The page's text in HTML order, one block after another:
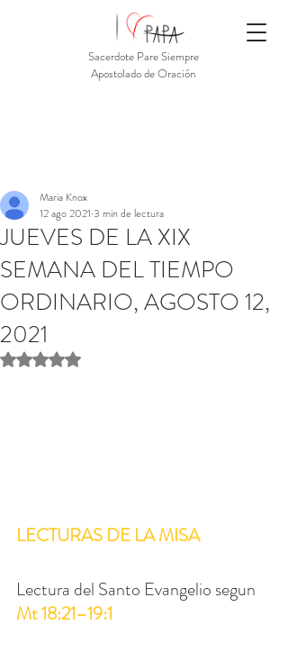
Sacerdote Pare Siempre
Apostolado de Oración
JUEVES DE LA XIX
SEMANA DEL TIEMPO
ORDINARIO, AGOSTO 12,
2021
Maria Knox
12 ago 2021 3 min de lectura
Obtuvo NaN de 5 estrellas.
LECTURAS DE LA MISA
Lectura del Santo Evangelio segun
Mt 18:21–19:1